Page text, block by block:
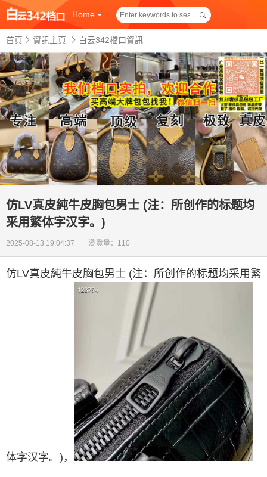
Home
首頁 資訊主頁 白云342檔口資訊
仿LV真皮純牛皮胸包男士 (注：所创作的标题均
采用繁体字汉字。)
2025-08-13 19:04:37 瀏覽量：110
仿LV真皮純牛皮胸包男士 (注：所创作的标题均采用繁
体字汉字。) ，